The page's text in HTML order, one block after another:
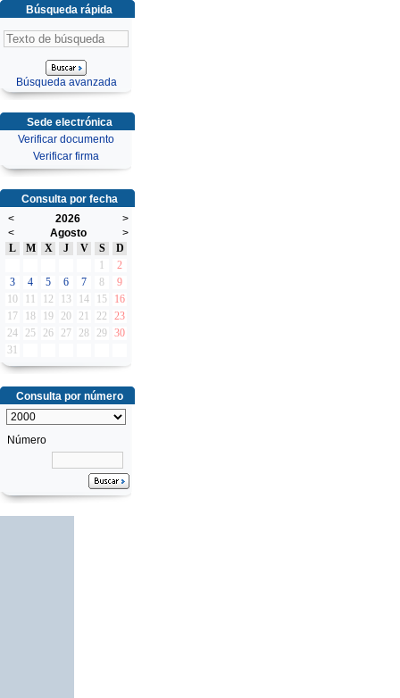
Búsqueda rápida
Búsqueda avanzada
Sede electrónica
Verificar documento
Verificar firma
Consulta por fecha
<
2026
>
<
Agosto
>
L
M X J V S
D
1
2
3
4 5 6 7 8
9
10
11 12 13 14 15
16
17
18 19 20 21 22
23
24
25 26 27 28 29 30
31
Consulta por número
Número